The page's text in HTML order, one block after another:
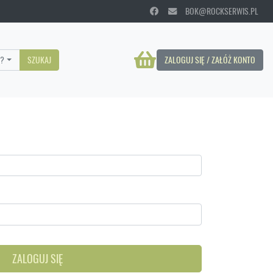
BOK@ROCKSERWIS.PL
ZALOGUJ SIĘ / ZAŁÓŻ KONTO
SZUKAJ
ZALOGUJ SIĘ